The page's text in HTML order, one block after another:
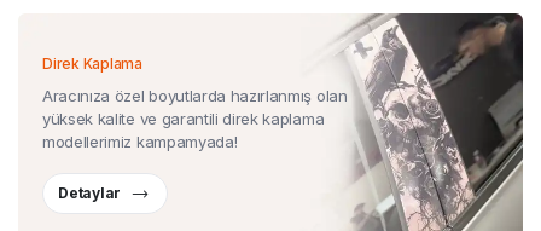
Direk Kaplama
Aracınıza özel boyutlarda hazırlanmış olan
yüksek kalite ve garantili direk kaplama
modellerimiz kampamyada!
Detaylar